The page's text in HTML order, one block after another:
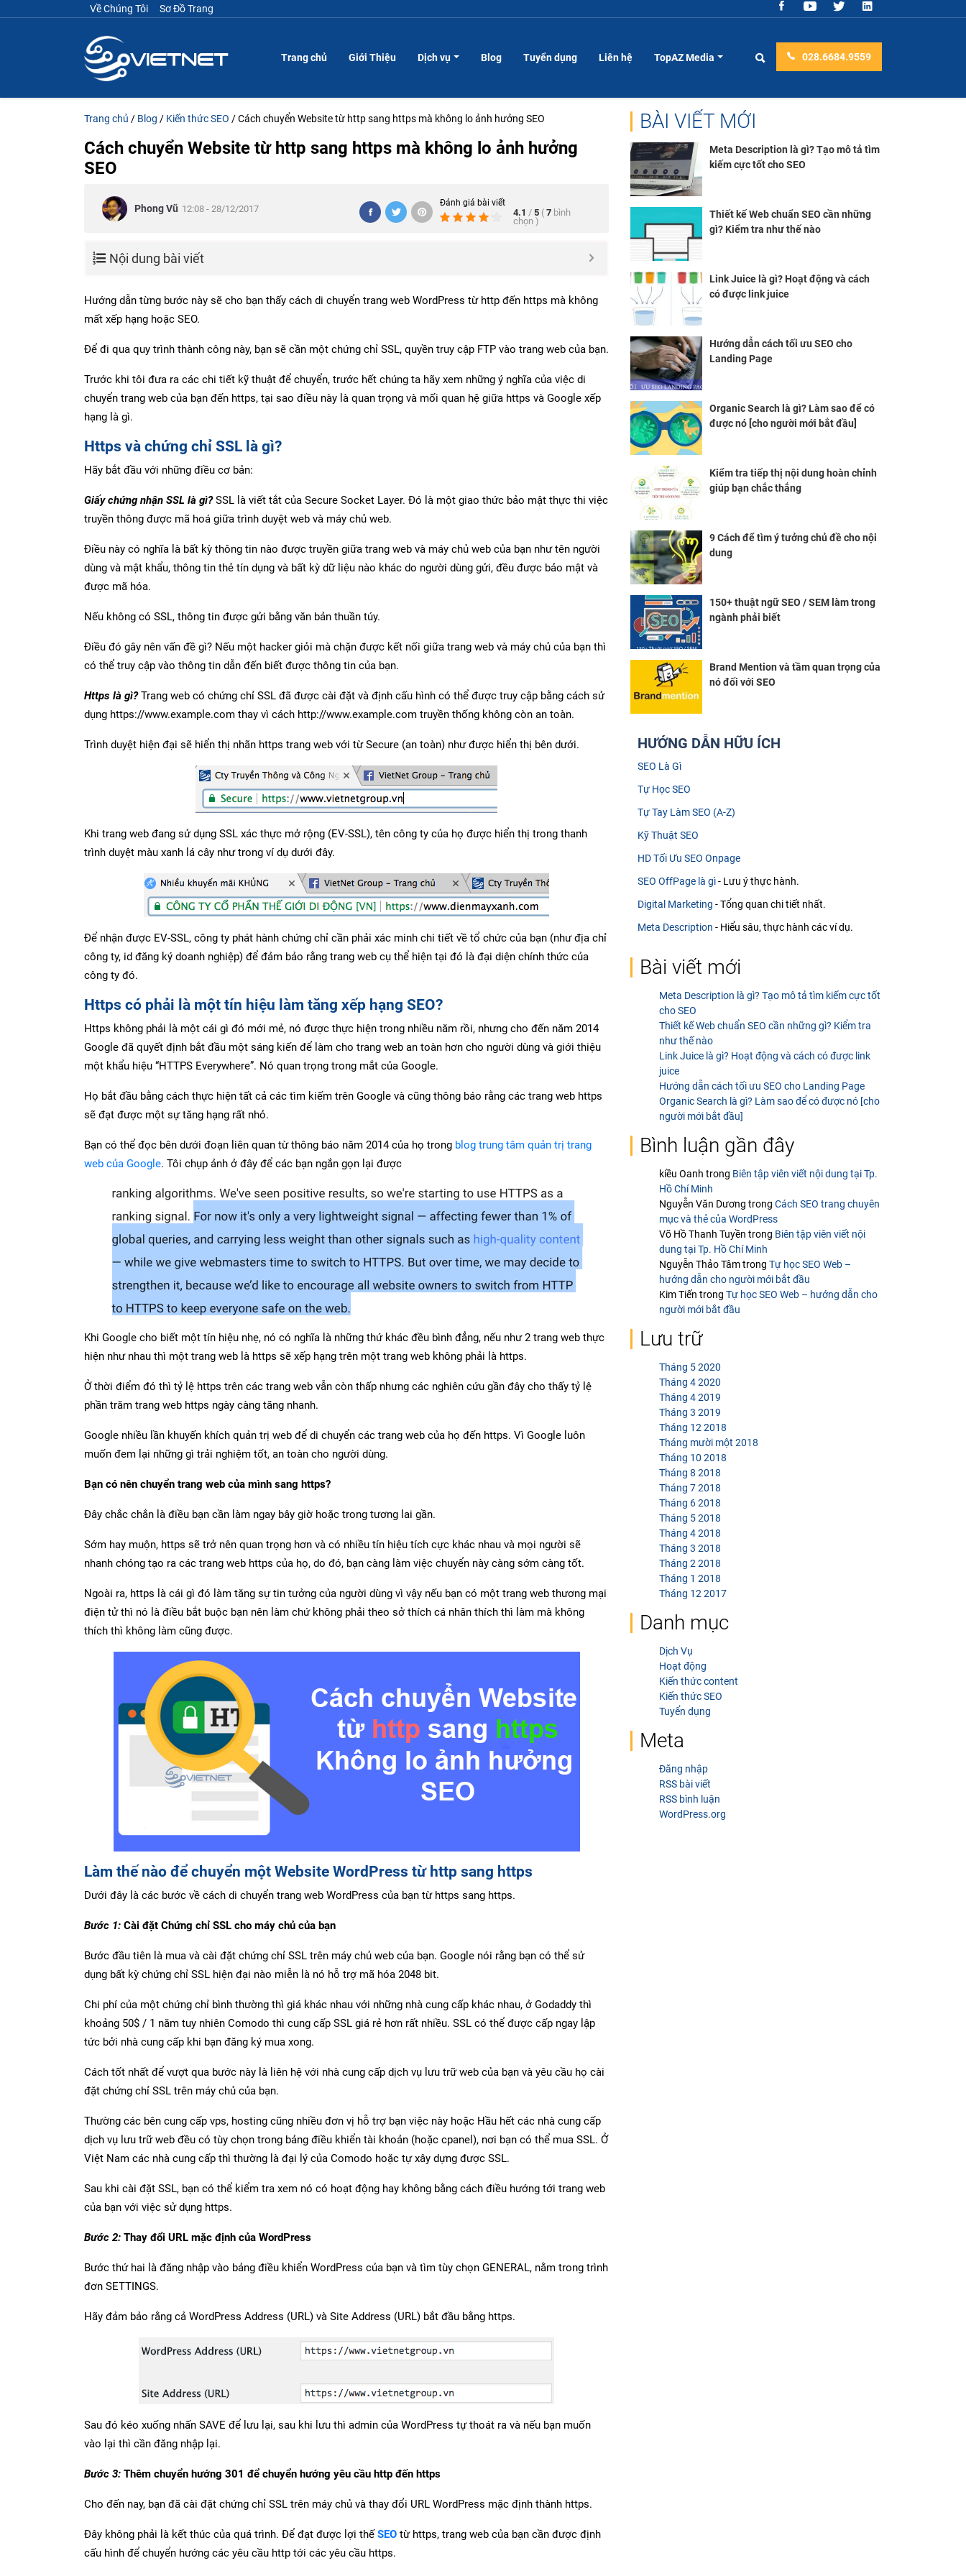
Về Chúng Tôi Sơ Đồ Trang
Trang chủ Giới Thiệu Dịch vụ Blog Tuyển dụng Liên hệ TopAZ Media 028.6684.9559
Trang chủ / Blog / Kiến thức SEO /Cách chuyển Website từ http sang https mà không lo ảnh hưởng SEO
Cách chuyển Website từ http sang https mà không lo ảnh hưởng
SEO
Phong Vũ 12:08 - 28/12/2017
Đánh giá bài viết
4.1 / 5 ( 7 bình
chọn )
Nội dung bài viết
Hướng dẫn từng bước này sẽ cho bạn thấy cách di chuyển trang web WordPress từ http đến https mà không
mất xếp hạng hoặc SEO.
Để đi qua quy trình thành công này, bạn sẽ cần một chứng chỉ SSL, quyền truy cập FTP vào trang web của bạn.
Trước khi tôi đưa ra các chi tiết kỹ thuật để chuyển, trước hết chúng ta hãy xem những ý nghĩa của việc di
chuyển trang web của bạn đến https, tại sao điều này là quan trọng và mối quan hệ giữa https và Google xếp
hạng là gì.
Https và chứng chỉ SSL là gì?
Hãy bắt đầu với những điều cơ bản:
Giấy chứng nhận SSL là gì?SSL là viết tắt của Secure Socket Layer. Đó là một giao thức bảo mật thực thi việc
truyền thông được mã hoá giữa trình duyệt web và máy chủ web.
Điều này có nghĩa là bất kỳ thông tin nào được truyền giữa trang web và máy chủ web của bạn như tên người
dùng và mật khẩu, thông tin thẻ tín dụng và bất kỳ dữ liệu nào khác do người dùng gửi, đều được bảo mật và
được mã hóa.
Nếu không có SSL, thông tin được gửi bằng văn bản thuần túy.
Điều đó gây nên vấn đề gì? Nếu một hacker giỏi mà chặn được kết nối giữa trang web và máy chủ của bạn thì
có thể truy cập vào thông tin dẫn đến biết được thông tin của bạn.
Https là gì?Trang web có chứng chỉ SSL đã được cài đặt và định cấu hình có thể được truy cập bằng cách sử
dụng https://www.example.com thay vì cách http://www.example.com truyền thống không còn an toàn.
Trình duyệt hiện đại sẽ hiển thị nhãn https trang web với từ Secure (an toàn) như được hiển thị bên dưới.
Khi trang web đang sử dụng SSL xác thực mở rộng (EV-SSL), tên công ty của họ được hiển thị trong thanh
trình duyệt màu xanh lá cây như trong ví dụ dưới đây.
Để nhận được EV-SSL, công ty phát hành chứng chỉ cần phải xác minh chi tiết về tổ chức của bạn (như địa chỉ
công ty, id đăng ký doanh nghiệp) để đảm bảo rằng trang web cụ thể hiện tại đó là đại diện chính thức của
công ty đó.
Https có phải là một tín hiệu làm tăng xếp hạng SEO?
Https không phải là một cái gì đó mới mẻ, nó được thực hiện trong nhiều năm rồi, nhưng cho đến năm 2014
Google đã quyết định bắt đầu một sáng kiến để làm cho trang web an toàn hơn cho người dùng và giới thiệu
một khẩu hiệu “HTTPS Everywhere”. Nó quan trọng trong mắt của Google.
Họ bắt đầu bằng cách thực hiện tất cả các tìm kiếm trên Google và cũng thông báo rằng các trang web https
sẽ đạt được một sự tăng hạng rất nhỏ.
Bạn có thể đọc bên dưới đoạn liên quan từ thông báo năm 2014 của họ trong blog trung tâm quản trị trang
web của Google. Tôi chụp ảnh ở đây để các bạn ngắn gọn lại được
Khi Google cho biết một tín hiệu nhẹ, nó có nghĩa là những thứ khác đều bình đẳng, nếu như 2 trang web thực
hiện như nhau thì một trang web là https sẽ xếp hạng trên một trang web không phải là https.
Ở thời điểm đó thì tỷ lệ https trên các trang web vẫn còn thấp nhưng các nghiên cứu gần đây cho thấy tỷ lệ
phần trăm trang web https ngày càng tăng nhanh.
Google nhiều lần khuyến khích quản trị web để di chuyển các trang web của họ đến https. Vì Google luôn
muốn đem lại những gì trải nghiệm tốt, an toàn cho người dùng.
Bạn có nên chuyển trang web của mình sang https?
Đây chắc chắn là điều bạn cần làm ngay bây giờ hoặc trong tương lai gần.
Sớm hay muộn, https sẽ trở nên quan trọng hơn và có nhiều tín hiệu tích cực khác nhau và mọi người sẽ
nhanh chóng tạo ra các trang web https của họ, do đó, bạn càng làm việc chuyển này càng sớm càng tốt.
Ngoài ra, https là cái gì đó làm tăng sự tin tưởng của người dùng vì vậy nếu bạn có một trang web thương mại
điện tử thì nó là điều bắt buộc bạn nên làm chứ không phải theo sở thích cá nhân thích thì làm mà không
thích thì không làm cũng được.
Làm thế nào để chuyển một Website WordPress từ http sang https
Dưới đây là các bước về cách di chuyển trang web WordPress của bạn từ https sang https.
Bước 1: Cài đặt Chứng chỉ SSL cho máy chủ của bạn
Bước đầu tiên là mua và cài đặt chứng chỉ SSL trên máy chủ web của bạn. Google nói rằng bạn có thể sử
dụng bất kỳ chứng chỉ SSL hiện đại nào miễn là nó hỗ trợ mã hóa 2048 bit.
Chi phí của một chứng chỉ bình thường thì giá khác nhau với những nhà cung cấp khác nhau, ở Godaddy thì
khoảng 50$ / 1 năm tuy nhiên Comodo thì cung cấp SSL giá rẻ hơn rất nhiều. SSL có thể được cấp ngay lập
tức bởi nhà cung cấp khi bạn đăng ký mua xong.
Cách tốt nhất để vượt qua bước này là liên hệ với nhà cung cấp dịch vụ lưu trữ web của bạn và yêu cầu họ cài
đặt chứng chỉ SSL trên máy chủ của bạn.
Thường các bên cung cấp vps, hosting cũng nhiều đơn vị hỗ trợ bạn việc này hoặc Hầu hết các nhà cung cấp
dịch vụ lưu trữ web đều có tùy chọn trong bảng điều khiển tài khoản (hoặc cpanel), nơi bạn có thể mua SSL. Ở
Việt Nam các nhà cung cấp thì thường là đại lý của Comodo hoặc tự xây dựng được SSL.
Sau khi cài đặt SSL, bạn có thể kiểm tra xem nó có hoạt động hay không bằng cách điều hướng tới trang web
của bạn với việc sử dụng https.
Bước 2: Thay đổi URL mặc định của WordPress
Bước thứ hai là đăng nhập vào bảng điều khiển WordPress của bạn và tìm tùy chọn GENERAL, nằm trong trình
đơn SETTINGS.
Hãy đảm bảo rằng cả WordPress Address (URL) và Site Address (URL) bắt đầu bằng https.
Sau đó kéo xuống nhấn SAVE để lưu lại, sau khi lưu thì admin của WordPress tự thoát ra và nếu bạn muốn
vào lại thì cần đăng nhập lại.
Bước 3: Thêm chuyển hướng 301 để chuyển hướng yêu cầu http đến https
Cho đến nay, bạn đã cài đặt chứng chỉ SSL trên máy chủ và thay đổi URL WordPress mặc định thành https.
Đây không phải là kết thúc của quá trình. Để đạt được lợi thếSEO từ https, trang web của bạn cần được định
cấu hình để chuyển hướng các yêu cầu http tới các yêu cầu https.
BÀI VIẾT MỚI
Meta Description là gì? Tạo mô tả tìm
kiếm cực tốt cho SEO
Thiết kế Web chuẩn SEO cần những
gì? Kiểm tra như thế nào
Link Juice là gì? Hoạt động và cách
có được link juice
Hướng dẫn cách tối ưu SEO cho
Landing Page
Organic Search là gì? Làm sao để có
được nó [cho người mới bắt đầu]
Kiểm tra tiếp thị nội dung hoàn chỉnh
giúp bạn chắc thắng
9 Cách để tìm ý tưởng chủ đề cho nội
dung
150+ thuật ngữ SEO / SEM làm trong
ngành phải biết
Brand Mention và tầm quan trọng của
nó đối với SEO
HƯỚNG DẪN HỮU ÍCH
SEO Là Gì
Tự Học SEO
Tự Tay Làm SEO (A-Z)
Kỹ Thuật SEO
HD Tối Ưu SEO Onpage
SEO OffPage là gì- Lưu ý thực hành.
Digital Marketing - Tổng quan chi tiết nhất.
Meta Description - Hiểu sâu, thực hành các ví dụ.
Bài viết mới
Meta Description là gì? Tạo mô tả tìm kiếm cực tốt
cho SEO
Thiết kế Web chuẩn SEO cần những gì? Kiểm tra
như thế nào
Link Juice là gì? Hoạt động và cách có được link
juice
Hướng dẫn cách tối ưu SEO cho Landing Page
Organic Search là gì? Làm sao để có được nó [cho
người mới bắt đầu]
Bình luận gần đây
kiều Oanh trong Biên tập viên viết nội dung tại Tp.
Hồ Chí Minh
Nguyễn Văn Dương trong Cách SEO trang chuyên
mục và thẻ của WordPress
Võ Hồ Thanh Tuyền trong Biên tập viên viết nội
dung tại Tp. Hồ Chí Minh
Nguyễn Thảo Tâmtrong Tự học SEO Web –
hướng dẫn cho người mới bắt đầu
Kim Tiến trong Tự học SEO Web – hướng dẫn cho
người mới bắt đầu
Lưu trữ
Tháng 5 2020
Tháng 4 2020
Tháng 4 2019
Tháng 3 2019
Tháng 12 2018
Tháng mười một 2018
Tháng 10 2018
Tháng 8 2018
Tháng 7 2018
Tháng 6 2018
Tháng 5 2018
Tháng 4 2018
Tháng 3 2018
Tháng 2 2018
Tháng 1 2018
Tháng 12 2017
Danh mục
Dịch Vụ
Hoạt động
Kiến thức content
Kiến thức SEO
Tuyển dụng
Meta
Đăng nhập
RSS bài viết
RSS bình luận
WordPress.org